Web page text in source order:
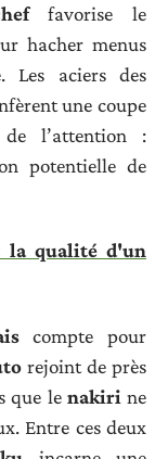
favorise le
hacher menus
Les aciers des
une coupe
l’attention :
potentielle de
la qualité d'un
compte pour
rejoint de près
que le nakiri ne
Entre ces deux